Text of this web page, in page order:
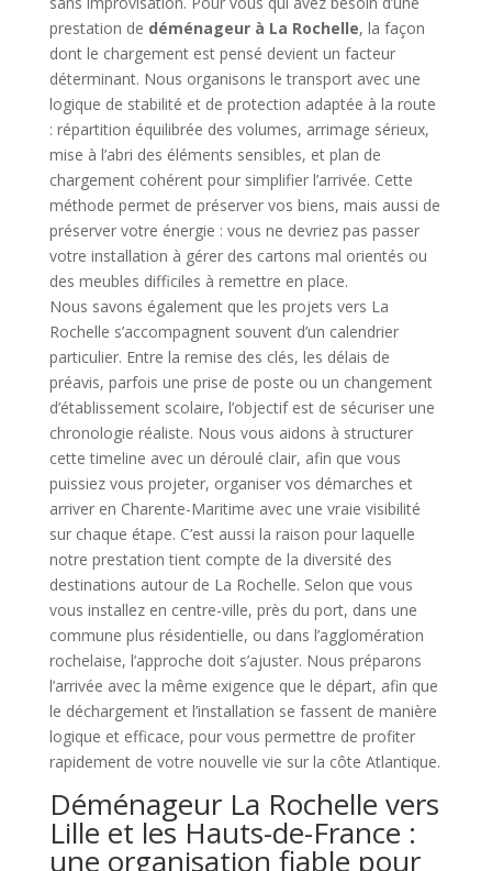
prestation de déménageur à La Rochelle, la façon
dont le chargement est pensé devient un facteur
déterminant. Nous organisons le transport avec une
logique de stabilité et de protection adaptée à la route
: répartition équilibrée des volumes, arrimage sérieux,
mise à l’abri des éléments sensibles, et plan de
chargement cohérent pour simplifier l’arrivée. Cette
méthode permet de préserver vos biens, mais aussi de
préserver votre énergie : vous ne devriez pas passer
votre installation à gérer des cartons mal orientés ou
des meubles difficiles à remettre en place.
Nous savons également que les projets vers La
Rochelle s’accompagnent souvent d’un calendrier
particulier. Entre la remise des clés, les délais de
préavis, parfois une prise de poste ou un changement
d’établissement scolaire, l’objectif est de sécuriser une
chronologie réaliste. Nous vous aidons à structurer
cette timeline avec un déroulé clair, afin que vous
puissiez vous projeter, organiser vos démarches et
arriver en Charente-Maritime avec une vraie visibilité
sur chaque étape. C’est aussi la raison pour laquelle
notre prestation tient compte de la diversité des
destinations autour de La Rochelle. Selon que vous
vous installez en centre-ville, près du port, dans une
commune plus résidentielle, ou dans l’agglomération
rochelaise, l’approche doit s’ajuster. Nous préparons
l’arrivée avec la même exigence que le départ, afin que
le déchargement et l’installation se fassent de manière
logique et efficace, pour vous permettre de profiter
rapidement de votre nouvelle vie sur la côte Atlantique.
Déménageur La Rochelle vers
Lille et les Hauts-de-France :
une organisation fiable pour